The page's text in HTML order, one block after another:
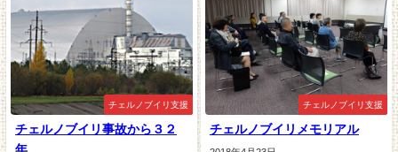
チェルノブイリ支援
チェルノブイリ事故から３２
チェルノブイリ支援
チェルノブイリメモリアル